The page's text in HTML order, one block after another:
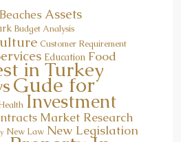
Assets
Budget Analysis
Customer Requirement
Education Food
in Turkey
Gude for
Investment
Market Research
New Law New Legislation